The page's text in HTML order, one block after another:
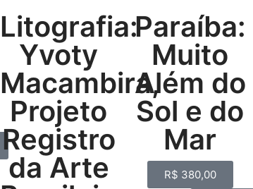
Litografia:
Yvoty
Macambira,
Projeto
Registro
da Arte
Paraíba:
Muito
Além do
Sol e do
Mar
R$ 380,00